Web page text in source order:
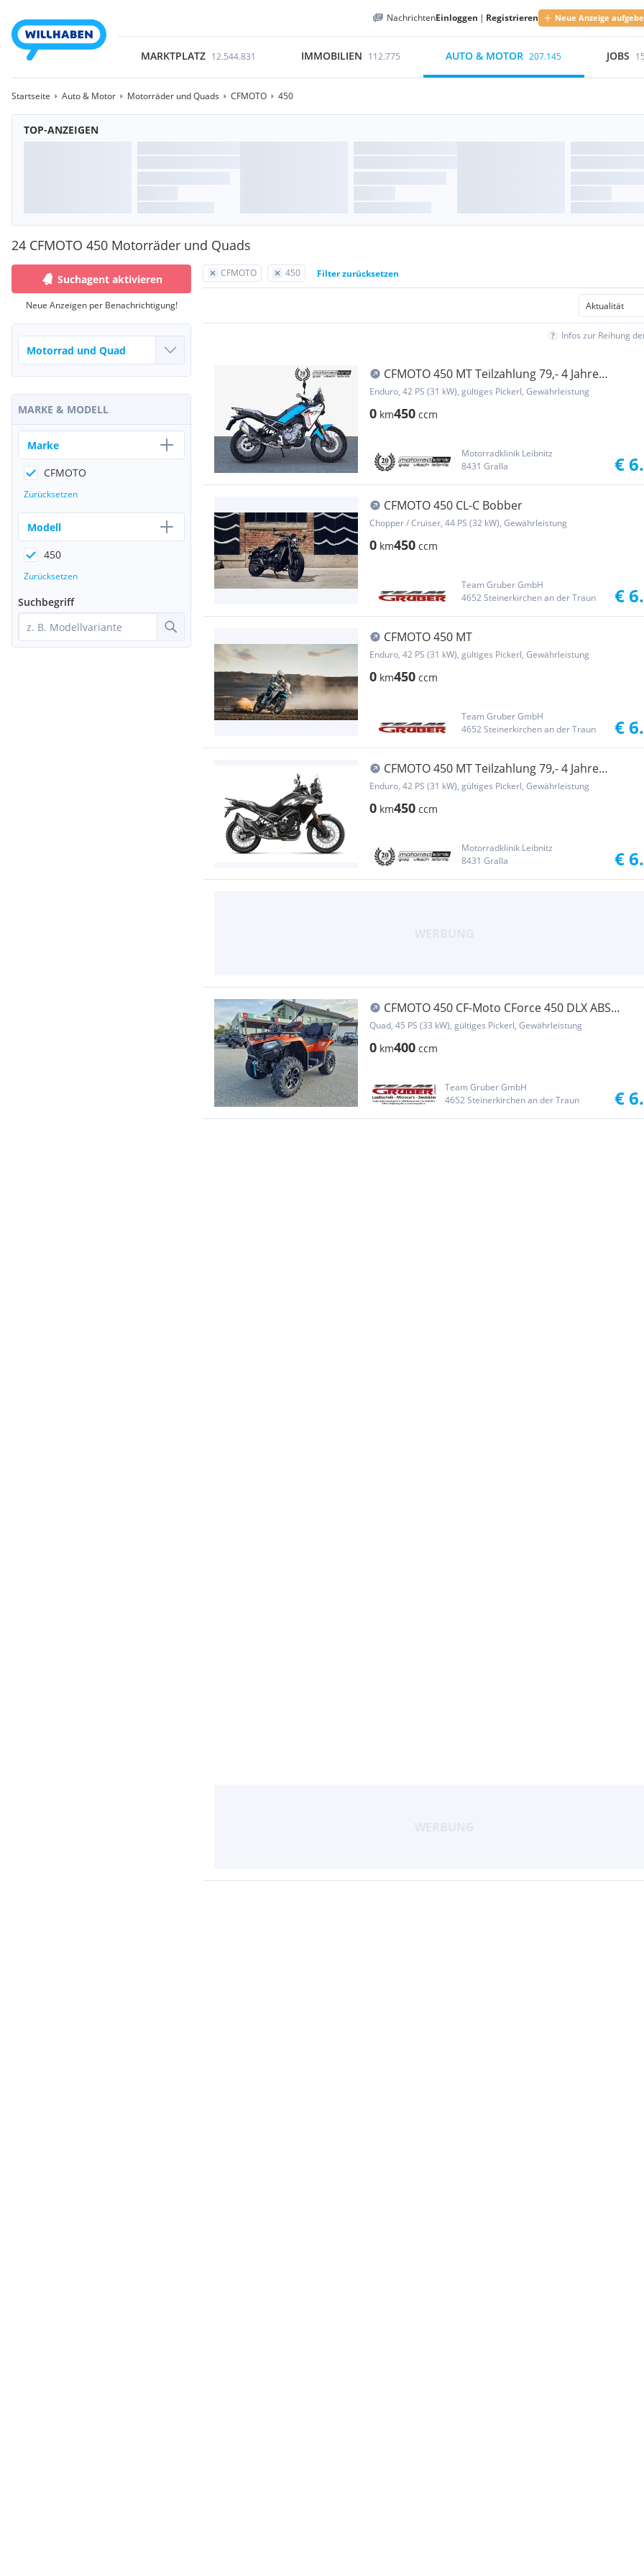
NachrichtenEinloggen | Registrieren Neue Anzeige
MARKTPLATZ 12.544.831 IMMOBILIEN 112.775 AUTO & MOTOR 207.145 JOBS
Startseite Auto & Motor Motorräder und Quads CFMOTO 450
TOP-ANZEIGEN
24 CFMOTO 450 Motorräder und Quads
CFMOTO 450 Filter zurücksetzen
Infos zur Reihung
CFMOTO 450 MT Teilzahlung 79,- 4 Jahre
Garantie, inkl. ...
Enduro, 42 PS (31 kW), gültiges Pickerl, Gewährleistung
0 km450 ccm
Motorradklinik Leibnitz
8431 Gralla
€
CFMOTO 450 CL-C Bobber
Chopper / Cruiser, 44 PS (32 kW), Gewährleistung
0 km450 ccm
Team Gruber GmbH
4652 Steinerkirchen an der Traun
€
CFMOTO 450 MT
Enduro, 42 PS (31 kW), gültiges Pickerl, Gewährleistung
0 km450 ccm
Team Gruber GmbH
4652 Steinerkirchen an der Traun
€
CFMOTO 450 MT Teilzahlung 79,- 4 Jahre
Garantie, Neue F...
Enduro, 42 PS (31 kW), gültiges Pickerl, Gewährleistung
0 km450 ccm
Motorradklinik Leibnitz
8431 Gralla
€
CFMOTO 450 CF-Moto CForce 450 DLX ABS
90km/h 4 Jahre Garan...
Quad, 45 PS (33 kW), gültiges Pickerl, Gewährleistung
0 km400 ccm
Team Gruber GmbH
4652 Steinerkirchen an der Traun
€
Suchagent aktivieren
Neue Anzeigen per Benachrichtigung!
MARKE & MODELL
Marke
CFMOTO
Zurücksetzen
Modell
450
Zurücksetzen
Suchbegriff